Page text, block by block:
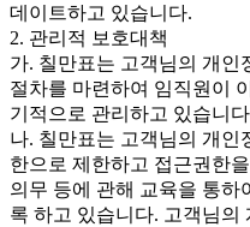
데이트하고 있습니다.
2. 관리적 보호대책
가. 칠만표는 고객님의 개인
절차를 마련하여 임직원이
기적으로 관리하고 있습니
나. 칠만표는 고객님의 개인
한으로 제한하고 접근권한
의무 등에 관해 교육을 통하
록 하고 있습니다. 고객님의